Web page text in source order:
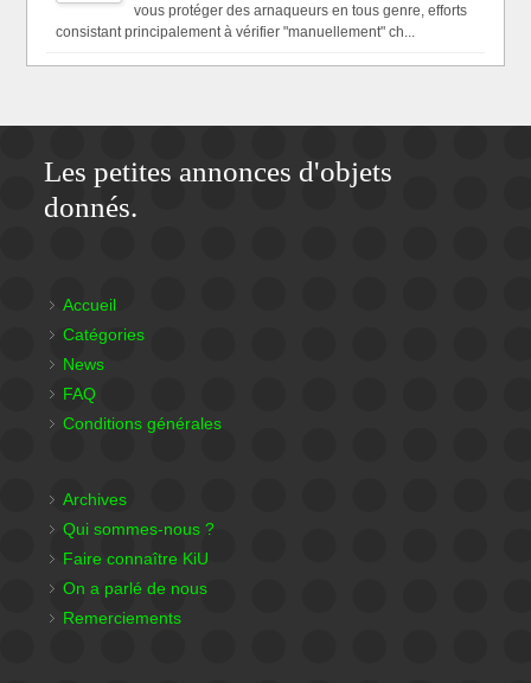
vous protéger des arnaqueurs en tous genre, efforts
consistant principalement à vérifier "manuellement" ch...
Les petites annonces d'objets
donnés.
Accueil
Catégories
News
FAQ
Conditions générales
Archives
Qui sommes-nous ?
Faire connaître KiU
On a parlé de nous
Remerciements